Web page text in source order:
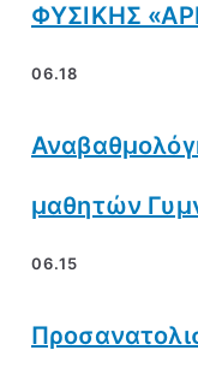
ΦΥΣΙΚΗΣ
06.18
μαθητών
06.15